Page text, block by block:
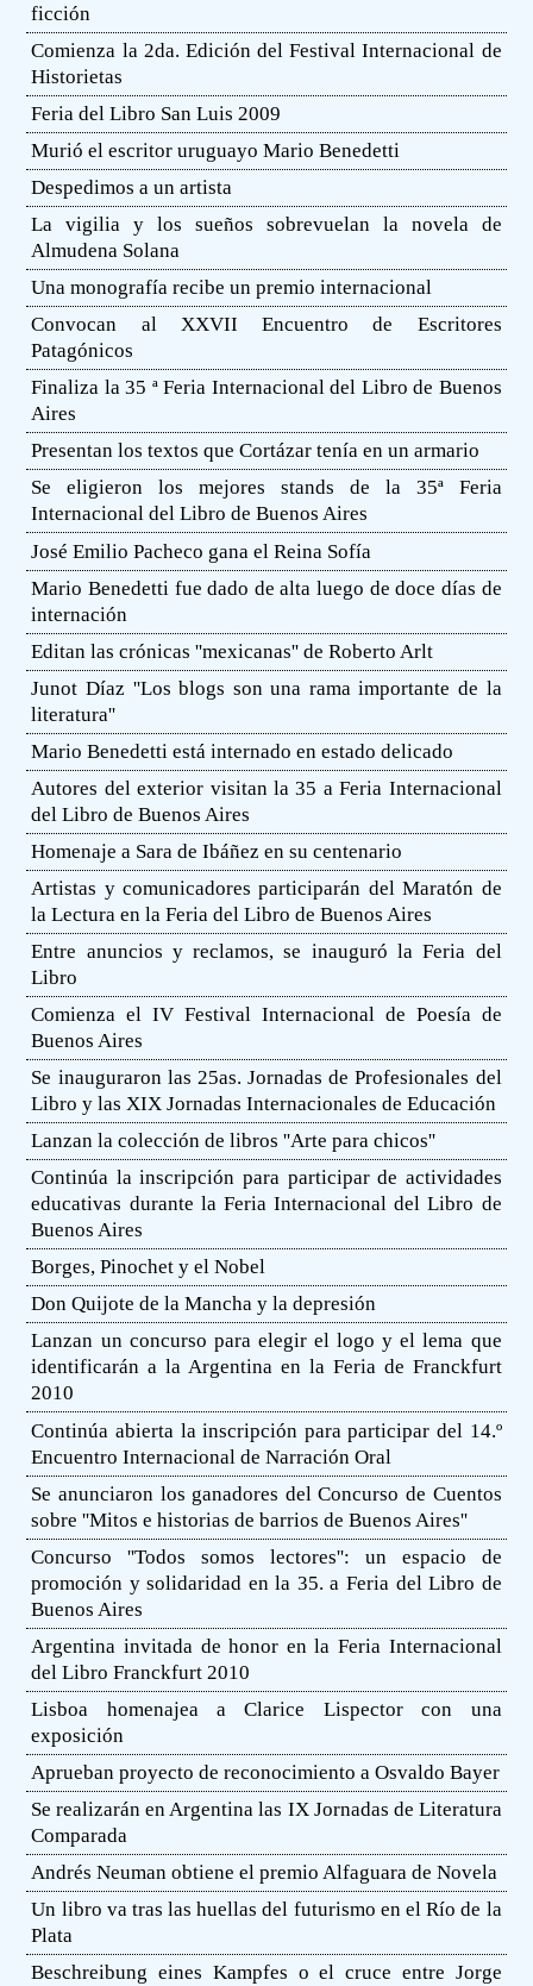
ficción
Comienza la 2da. Edición del Festival Internacional de
Historietas
Feria del Libro San Luis 2009
Murió el escritor uruguayo Mario Benedetti
Despedimos a un artista
La vigilia y los sueños sobrevuelan la novela de
Almudena Solana
Una monografía recibe un premio internacional
Convocan al XXVII Encuentro de Escritores
Patagónicos
Finaliza la 35 ª Feria Internacional del Libro de Buenos
Aires
Presentan los textos que Cortázar tenía en un armario
Se eligieron los mejores stands de la 35ª Feria
Internacional del Libro de Buenos Aires
José Emilio Pacheco gana el Reina Sofía
Mario Benedetti fue dado de alta luego de doce días de
internación
Editan las crónicas ''mexicanas'' de Roberto Arlt
Junot Díaz ''Los blogs son una rama importante de la
literatura''
Mario Benedetti está internado en estado delicado
Autores del exterior visitan la 35 a Feria Internacional
del Libro de Buenos Aires
Homenaje a Sara de Ibáñez en su centenario
Artistas y comunicadores participarán del Maratón de
la Lectura en la Feria del Libro de Buenos Aires
Entre anuncios y reclamos, se inauguró la Feria del
Libro
Comienza el IV Festival Internacional de Poesía de
Buenos Aires
Se inauguraron las 25as. Jornadas de Profesionales del
Libro y las XIX Jornadas Internacionales de Educación
Lanzan la colección de libros ''Arte para chicos''
Continúa la inscripción para participar de actividades
educativas durante la Feria Internacional del Libro de
Buenos Aires
Borges, Pinochet y el Nobel
Don Quijote de la Mancha y la depresión
Lanzan un concurso para elegir el logo y el lema que
identificarán a la Argentina en la Feria de Franckfurt
2010
Continúa abierta la inscripción para participar del 14.º
Encuentro Internacional de Narración Oral
Se anunciaron los ganadores del Concurso de Cuentos
sobre ''Mitos e historias de barrios de Buenos Aires''
Concurso ''Todos somos lectores'': un espacio de
promoción y solidaridad en la 35. a Feria del Libro de
Buenos Aires
Argentina invitada de honor en la Feria Internacional
del Libro Franckfurt 2010
Lisboa homenajea a Clarice Lispector con una
exposición
Aprueban proyecto de reconocimiento a Osvaldo Bayer
Se realizarán en Argentina las IX Jornadas de Literatura
Comparada
Andrés Neuman obtiene el premio Alfaguara de Novela
Un libro va tras las huellas del futurismo en el Río de la
Plata
Beschreibung eines Kampfes o el cruce entre Jorge